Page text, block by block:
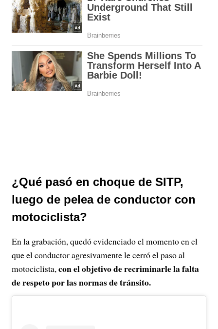
¿Qué pasó en choque de SITP,
luego de pelea de conductor con
motociclista?
En la grabación, quedó evidenciado el momento en el
que el conductor agresivamente le cerró el paso al
motociclista,con el objetivo de recriminarle la falta
de respeto por las normas de tránsito.